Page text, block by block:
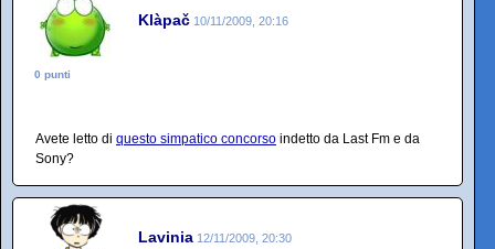
Klàpač 10/11/2009, 20:16
0 punti
Avete letto di questo simpatico concorso indetto da Last Fm e da
Sony?
Lavinia 12/11/2009, 20:30